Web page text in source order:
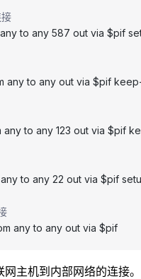
to any 587 out via $pif
any to any out via $pif
to any 123 out via $pif
to any 22 out via $pif
any to any out via $pif
主机到内部网络的连接